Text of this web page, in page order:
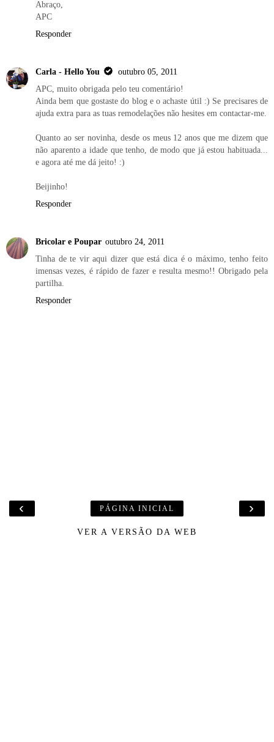
Abraço,
APC
Responder
Carla - Hello You
outubro 05, 2011
APC, muito obrigada pelo teu comentário!
Ainda bem que gostaste do blog e o achaste útil :) Se precisares de
ajuda extra para as tuas remodelações não hesites em contactar-me.
Quanto ao ser novinha, desde os meus 12 anos que me dizem que
não aparento a idade que tenho, de modo que já estou habituada...
e agora até me dá jeito! :)
Beijinho!
Responder
Bricolar e Poupar outubro 24, 2011
Tinha de te vir aqui dizer que está dica é o máximo, tenho feito
imensas vezes, é rápido de fazer e resulta mesmo!! Obrigado pela
partilha.
Responder
‹ ›
PÁGINA INICIAL
VER A VERSÃO DA WEB